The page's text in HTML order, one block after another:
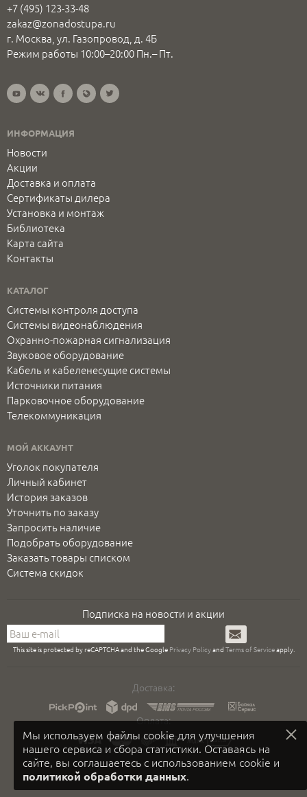
Мы используем файлы cookie для улучшения
нашего сервиса и сбора статистики. Оставаясь на
сайте, вы соглашаетесь с использованием cookie и
политикой обработки данных.
+7 (495) 123-33-48
zakaz@zonadostupa.ru
г. Москва, ул. Газопровод, д. 4Б
Режим работы 10:00–20:00 Пн.– Пт.
ИНФОРМАЦИЯ
Новости
Акции
Доставка и оплата
Сертификаты дилера
Установка и монтаж
Библиотека
Карта сайта
Контакты
КАТАЛОГ
Системы контроля доступа
Системы видеонаблюдения
Охранно-пожарная сигнализация
Звуковое оборудование
Кабель и кабеленесущие системы
Источники питания
Парковочное оборудование
Телекоммуникация
МОЙ АККАУНТ
Уголок покупателя
Личный кабинет
История заказов
Уточнить по заказу
Запросить наличие
Подобрать оборудование
Заказать товары списком
Система скидок
Подписка на новости и акции
Подписаться
This site is protected by reCAPTCHA and the Google Privacy Policyand Terms of Serviceapply.
Доставка:
Оплата: